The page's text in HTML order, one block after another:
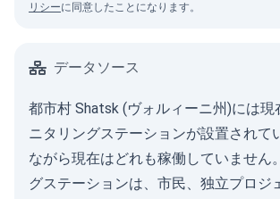
リシーに同意したことになります。
データソース
都市村 Shatsk (ヴォルィーニ州)には現
ニタリングステーションが設置されて
ながら現在はどれも稼働していません
グステーションは、市民、独立プロジ